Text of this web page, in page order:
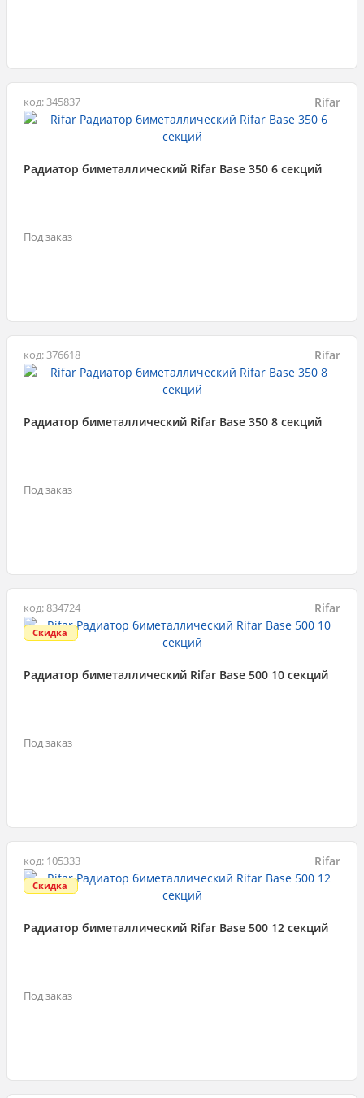
код: 345837 Rifar
Радиатор биметаллический Rifar Base 350 6 секций
Под заказ
код: 376618 Rifar
Радиатор биметаллический Rifar Base 350 8 секций
Под заказ
код: 834724 Rifar
Скидка
Радиатор биметаллический Rifar Base 500 10 секций
Под заказ
код: 105333 Rifar
Скидка
Радиатор биметаллический Rifar Base 500 12 секций
Под заказ